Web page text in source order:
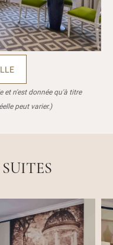
et n'est donnée qu'à titre
peut varier.)